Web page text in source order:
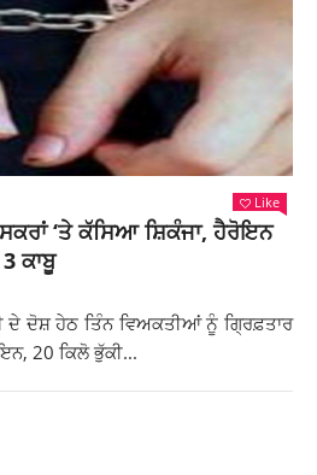
Like
‘ਤੇ ਕੱਸਿਆ ਸ਼ਿਕੰਜਾ, ਹੈਰੋਇਨ
ਕਾਬੂ
ਦੇ ਦੋਸ਼ ਹੇਠ ਤਿੰਨ ਵਿਅਕਤੀਆਂ ਨੂੰ ਗ੍ਰਿਫ਼ਤਾਰ
20 ਕਿਲੋ ਭੁੱਕੀ...